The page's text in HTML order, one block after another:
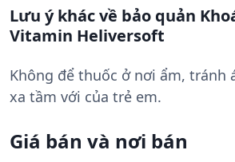
Lưu ý khác về bảo quản
Vitamin Heliversoft
Không để thuốc ở nơi ẩm, tránh
xa tầm với của trẻ em.
Giá bán và nơi bán